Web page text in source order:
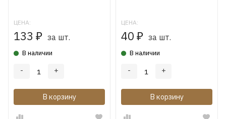
ЦЕНА:
133 ₽ за шт.
В наличии
- +
В корзину
ЦЕНА:
40 ₽ за шт.
В наличии
- +
В корзину